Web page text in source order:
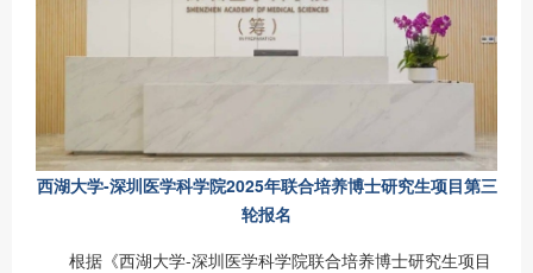
西湖大学-深圳医学科学院2025年联合培养博士研究生项目第三
轮报名
根据《西湖大学-深圳医学科学院联合培养博士研究生项目